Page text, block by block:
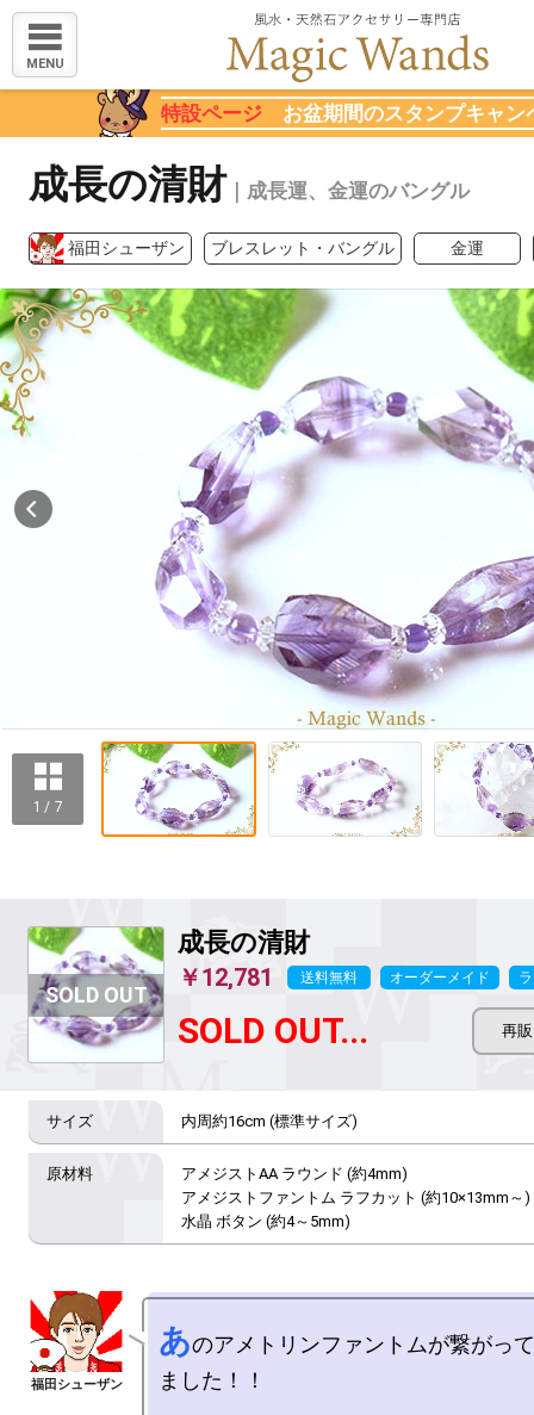
MENU
特設ページ お盆期間のスタンプキャン
成長の清財 ｜成長運、金運のバングル
福田シューザン ブレスレット・バングル 金運
1 / 7
成長の清財
￥12,781 送料無料 オーダーメイド
SOLD OUT...
内周約16cm (標準サイズ)
アメジストAA ラウンド (約4mm)
アメジストファントム ラフカット (約10×13mm～)
水晶 ボタン (約4～5mm)
あのアメトリンファントムが繋がっ
ました！！